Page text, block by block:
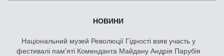
НОВИНИ
Національний музей Революції Гідності взяв участь у
фестивалі пам'яті Коменданта Майдану Андрія Парубія